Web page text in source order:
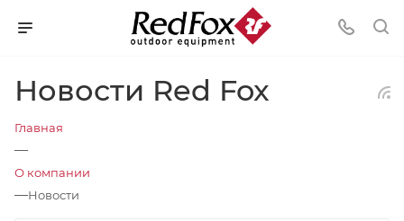
Новости Red Fox
Главная
—
О компании
—Новости